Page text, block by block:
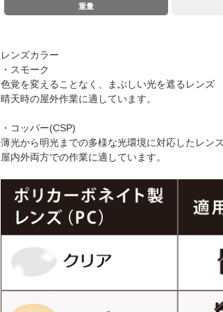
重量
レンズカラー
・スモーク
色覚を変えることなく、まぶしい光を遮るレンズ
晴天時の屋外作業に適しています。
・コッパー(CSP)
薄光から明光までの多様な光環境に対応したレン
屋内外両方での作業に適しています。